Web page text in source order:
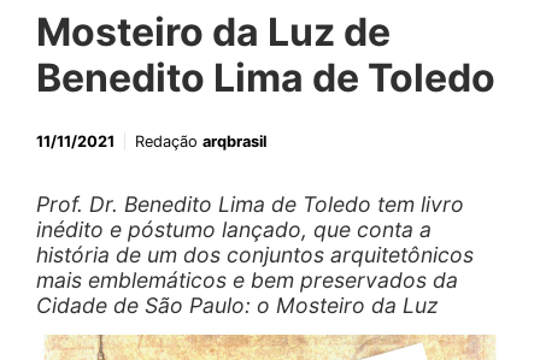
Mosteiro da Luz de
Benedito Lima de Toledo
11/11/2021 Redação arqbrasil
Prof. Dr. Benedito Lima de Toledo tem livro
inédito e póstumo lançado, que conta a
história de um dos conjuntos arquitetônicos
mais emblemáticos e bem preservados da
Cidade de São Paulo: o Mosteiro da Luz